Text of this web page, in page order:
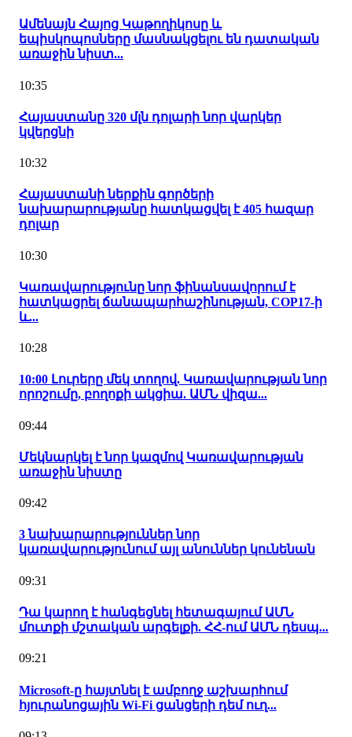
Ամենայն Հայոց Կաթողիկոսը և
եպիսկոպոսները մասնակցելու են դատական
առաջին նիստ...
10:35
Հայաստանը 320 մլն դոլարի նոր վարկեր
կվերցնի
10:32
Հայաստանի ներքին գործերի
նախարարությանը հատկացվել է 405 հազար
դոլար
10:30
Կառավարությունը նոր ֆինանսավորում է
հատկացրել ճանապարհաշինության, COP17-ի
և...
10:28
10:00 Լուրերը մեկ տողով. Կառավարության նոր
որոշումը, բողոքի ակցիա. ԱՄՆ վիզա...
09:44
Մեկնարկել է նոր կազմով Կառավարության
առաջին նիստը
09:42
3 նախարարություններ նոր
կառավարությունում այլ անուններ կունենան
09:31
Դա կարող է հանգեցնել հետագայում ԱՄՆ
մուտքի մշտական արգելքի. ՀՀ-ում ԱՄՆ դեսպ...
09:21
Microsoft-ը հայտնել է ամբողջ աշխարհում
հյուրանոցային Wi-Fi ցանցերի դեմ ուղ...